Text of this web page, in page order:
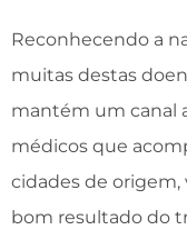
Reconhecendo a
muitas destas
mantém um canal
médicos que
cidades de
bom resultado do